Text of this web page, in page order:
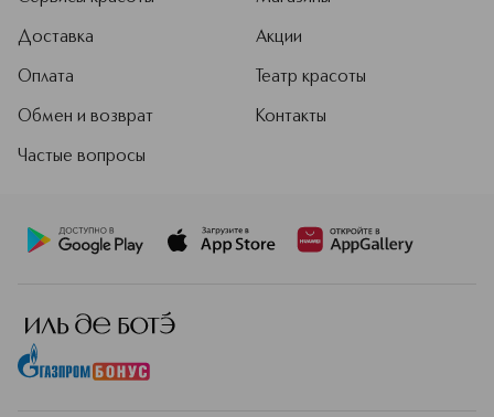
Доставка
Оплата
Обмен и возврат
Частые вопросы
Акции
Театр красоты
Контакты